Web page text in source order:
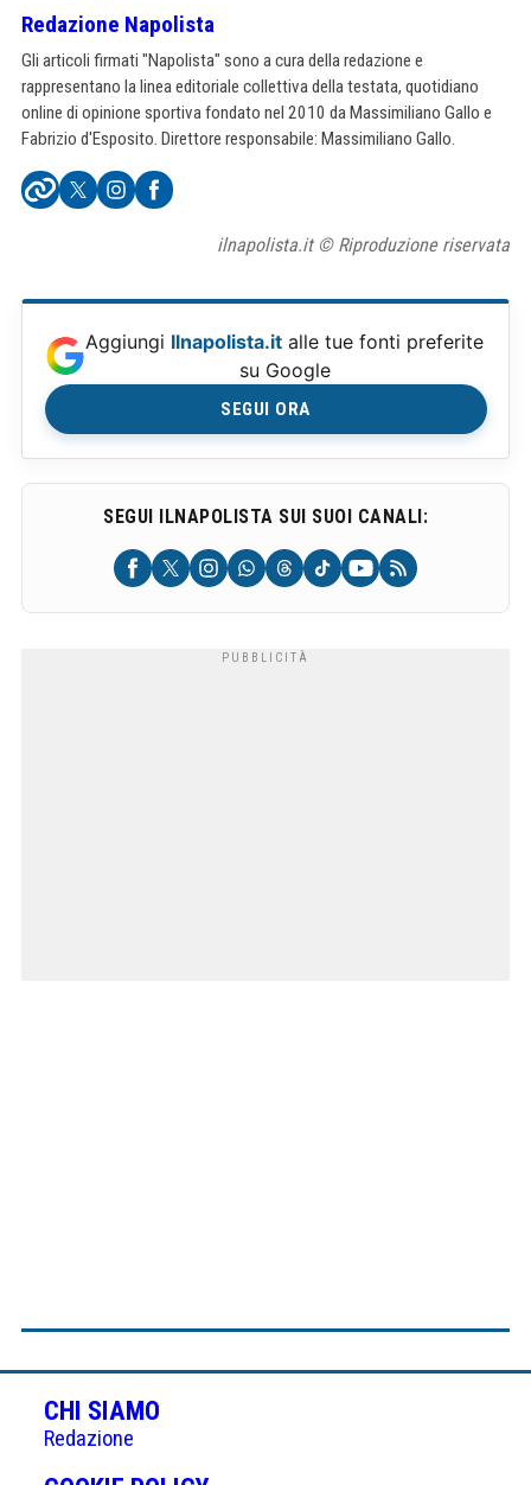
Redazione Napolista
Gli articoli firmati "Napolista" sono a cura della redazione e
rappresentano la linea editoriale collettiva della testata, quotidiano
online di opinione sportiva fondato nel 2010 da Massimiliano Gallo e
Fabrizio d'Esposito. Direttore responsabile: Massimiliano Gallo.
ilnapolista.it © Riproduzione riservata
Aggiungi Ilnapolista.it alle tue fonti preferite
su Google
SEGUI ORA
SEGUI ILNAPOLISTA SUI SUOI CANALI:
CHI SIAMO
Redazione